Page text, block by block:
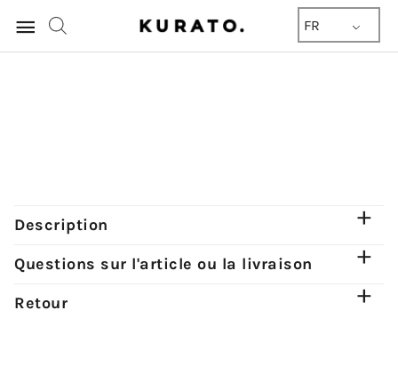
FR
Menu
principal
Description
Questions sur l'article ou la livraison
Retour
für